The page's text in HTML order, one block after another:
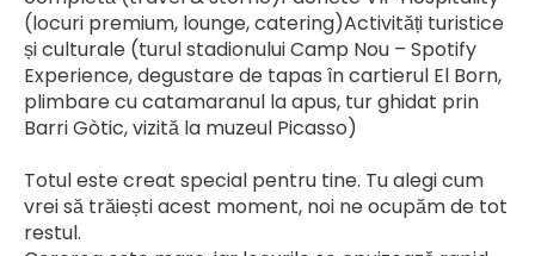
(locuri premium, lounge, catering)Activități turistice
și culturale (turul stadionului Camp Nou – Spotify
Experience, degustare de tapas în cartierul El Born,
plimbare cu catamaranul la apus, tur ghidat prin
Barri Gòtic, vizită la muzeul Picasso)
Totul este creat special pentru tine. Tu alegi cum
vrei să trăiești acest moment, noi ne ocupăm de tot
restul.